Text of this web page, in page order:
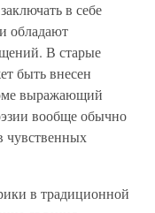
в себе
обладают
В старые
быть внесен
выражающий
вообще обычно
чувственных
в традиционной